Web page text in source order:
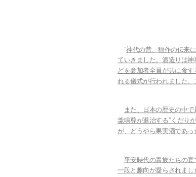
”神代の昔、稲作の伝来
ていきました。酒造りは
どを参加者全員が共に食
れる儀式が行われました
また、日本の歴史の中
戔鳴尊が退治する”くだり
が、どうやら果実酒であっ
平安時代の貴族たちの宴
一段と趣向が凝らされまし